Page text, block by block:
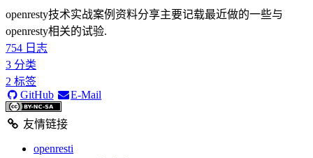
openresty技术实战案例资料分享主要记载最近做的一些与
openresty相关的试验.
754 日志
3 分类
2 标签
GitHub
E-Mail
友情链接
openresti